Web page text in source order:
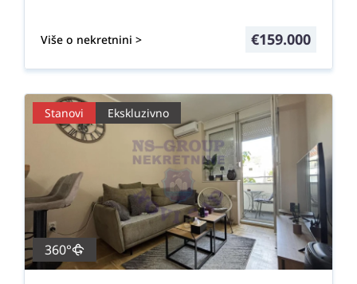
Više o nekretnini > €159.000
Stanovi Ekskluzivno
360°